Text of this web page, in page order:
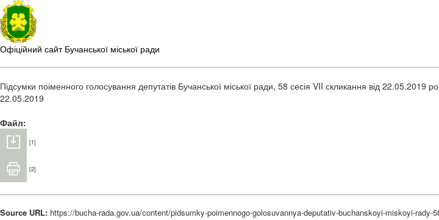
Офіційний сайт Бучанської міської ради
Підсумки поіменного голосування депутатів Бучанської міської ради, 58 сесія VII скликання від 22.05.2019
22.05.2019
Файл:
[1]
[2]
Source URL: https://bucha-rada.gov.ua/content/pidsumky-poimennogo-golosuvannya-deputativ-buchanskoyi-miskoyi-rady-